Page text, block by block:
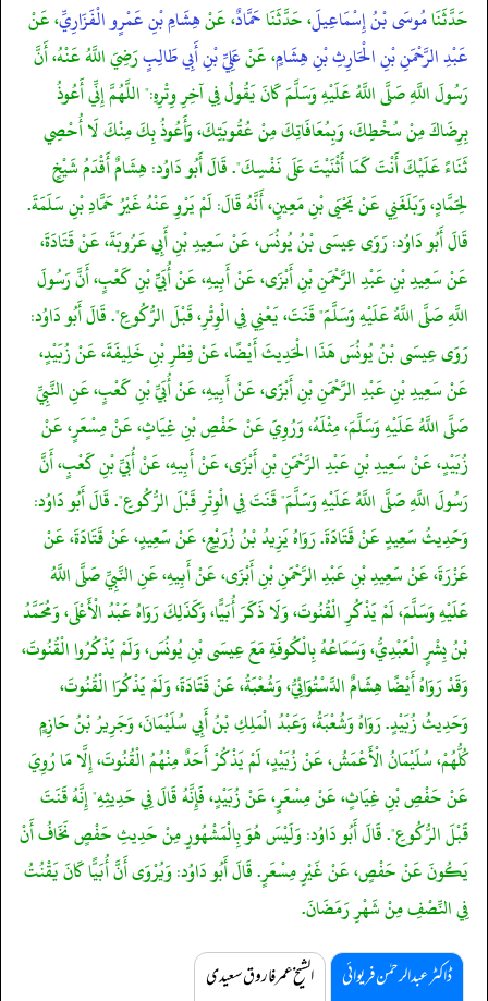
حَدَّثَنَامُوسَى بْنُ إِسْمَاعِيلَ، حَدَّثَنَاحَمَّادٌ، عَنْهِشَامِ بْنِ عَمْرٍو الْفَزَارِيِّ، عَنْ
عَبْدِ الرَّحْمَنِ بْنِ الْحَارِثِ بْنِ هِشَامٍ، عَنْعَلِيِّ بْنِ أَبِي طَالِبٍرَضِيَ اللَّهُ عَنْهُ، أَنَّ
رَسُولَ اللَّهِ صَلَّى اللَّهُ عَلَيْهِ وَسَلَّمَ كَانَ يَقُولُ فِي آخِرِ وِتْرِهِ:" اللَّهُمَّ إِنِّي أَعُوذُ
بِرِضَاكَ مِنْ سُخْطِكَ، وَبِمُعَافَاتِكَ مِنْ عُقُوبَتِكَ، وَأَعُوذُ بِكَ مِنْكَ لَا أُحْصِي
ثَنَاءً عَلَيْكَ أَنْتَ كَمَا أَثْنَيْتَ عَلَى نَفْسِكَ". قَالَ أَبُو دَاوُد: هِشَامٌ أَقْدَمُ شَيْخٍ
لِحَمَّادٍ، وَبَلَغَنِي عَنْ يَحْيَى بْنِ مَعِينٍ، أَنَّهُ قَالَ: لَمْ يَرْوِ عَنْهُ غَيْرُ حَمَّادِ بْنِ سَلَمَةَ.
قَالَ أَبُو دَاوُد: رَوَى عِيسَى بْنُ يُونُسَ، عَنْ سَعِيدِ بْنِ أَبِي عَرُوبَةَ، عَنْ قَتَادَةَ،
عَنْ سَعِيدِ بْنِ عَبْدِ الرَّحْمَنِ بْنِ أَبْزَى، عَنْ أَبِيهِ، عَنْ أُبَيِّ بْنِ كَعْبٍ، أَنَّ رَسُولَ
اللَّهِ صَلَّى اللَّهُ عَلَيْهِ وَسَلَّمَ" قَنَتَ، يَعْنِي فِي الْوِتْرِ، قَبْلَ الرُّكُوعِ". قَالَ أَبُو دَاوُد:
رَوَى عِيسَى بْنُ يُونُسَ هَذَا الْحَدِيثَ أَيْضًا، عَنْ فِطْرِ بْنِ خَلِيفَةَ، عَنْ زُبَيْدٍ،
عَنْ سَعِيدِ بْنِ عَبْدِ الرَّحْمَنِ بْنِ أَبْزَى، عَنْ أَبِيهِ، عَنْ أُبَيِّ بْنِ كَعْبٍ، عَنِ النَّبِيِّ
صَلَّى اللَّهُ عَلَيْهِ وَسَلَّمَ، مِثْلَهُ، وَرُوِيَ عَنْ حَفْصِ بْنِ غِيَاثٍ، عَنْ مِسْعَرٍ، عَنْ
زُبَيْدٍ، عَنْ سَعِيدِ بْنِ عَبْدِ الرَّحْمَنِ بْنِ أَبْزَى، عَنْ أَبِيهِ، عَنْ أُبَيِّ بْنِ كَعْبٍ، أَنَّ
رَسُولَ اللَّهِ صَلَّى اللَّهُ عَلَيْهِ وَسَلَّمَ" قَنَتَ فِي الْوِتْرِ قَبْلَ الرُّكُوعِ". قَالَ أَبُو دَاوُد:
وَحَدِيثُ سَعِيدٍ عَنْ قَتَادَةَ. رَوَاهُ يَزِيدُ بْنُ زُرَيْعٍ، عَنْ سَعِيدٍ، عَنْ قَتَادَةَ، عَنْ
عَزْرَةَ، عَنْ سَعِيدِ بْنِ عَبْدِ الرَّحْمَنِ بْنِ أَبْزَى، عَنْ أَبِيهِ، عَنِ النَّبِيِّ صَلَّى اللَّهُ
عَلَيْهِ وَسَلَّمَ، لَمْ يَذْكُرِ الْقُنُوتَ، وَلَا ذَكَرَ أُبَيًّا، وَكَذَلِكَ رَوَاهُ عَبْدُ الْأَعْلَى، وَمُحَمَّدُ
بْنُ بِشْرٍ الْعَبْدِيُّ، وَسَمَاعُهُ بِالْكُوفَةِ مَعَ عِيسَى بْنِ يُونُسَ، وَلَمْ يَذْكُرُوا الْقُنُوتَ،
وَقَدْ رَوَاهُ أَيْضًا هِشَامٌ الدَّسْتُوَائِيُّ، وَشُعْبَةُ، عَنْ قَتَادَةَ، وَلَمْ يَذْكُرَا الْقُنُوتَ،
وَحَدِيثُ زُبَيْدٍ. رَوَاهُ وَشُعْبَةُ، وَعَبْدُ الْمَلِكِ بْنُ أَبِي سُلَيْمَانَ، وَجَرِيرُ بْنُ حَازِمٍ
كُلُّهُمْ، سُلَيْمَانُ الْأَعْمَشُ، عَنْ زُبَيْدٍ، لَمْ يَذْكُرْ أَحَدٌ مِنْهُمُ الْقُنُوتَ، إِلَّا مَا رُوِيَ
عَنْ حَفْصِ بْنِ غِيَاثٍ، عَنْ مِسْعَرٍ، عَنْ زُبَيْدٍ، فَإِنَّهُ قَالَ فِي حَدِيثِهِ" إِنَّهُ قَنَتَ
قَبْلَ الرُّكُوعِ". قَالَ أَبُو دَاوُد: وَلَيْسَ هُوَ بِالْمَشْهُورِ مِنْ حَدِيثِ حَفْصٍ نَخَافُ أَنْ
يَكُونَ عَنْ حَفْصٍ، عَنْ غَيْرِ مِسْعَرٍ. قَالَ أَبُو دَاوُد: وَيُرْوَى أَنَّ أُبَيًّا كَانَ يَقْنُتُ
فِي النِّصْفِ مِنْ شَهْرِ رَمَضَانَ.
ڈاکٹر عبدالرحمٰن فریوائی الشیخ عمر فاروق سعیدی